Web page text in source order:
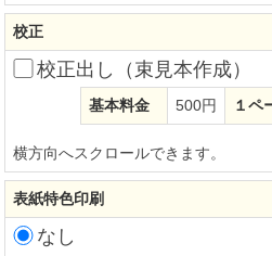
校正
校正出し（束見本作成）
基本料金 500円 １ペ
横方向へスクロールできます。
表紙特色印刷
なし